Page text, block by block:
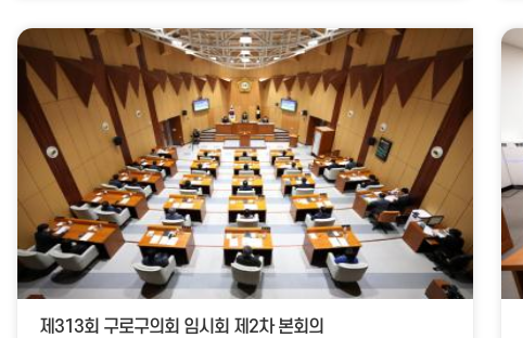
제313회 구로구의회 임시회 제2차 본회의